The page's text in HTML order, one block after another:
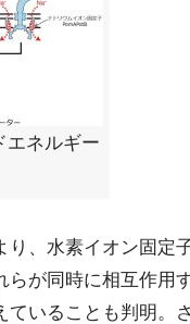
エネルギー
り、水素イオン固定
らが同時に相互作用
ていることも判明。